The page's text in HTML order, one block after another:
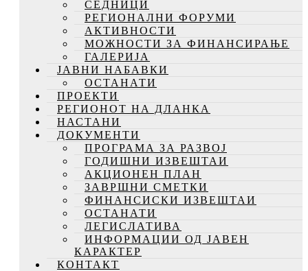
СЕДНИЦИ
РЕГИОНАЛНИ ФОРУМИ
АКТИВНОСТИ
МОЖНОСТИ ЗА ФИНАНСИРАЊЕ
ГАЛЕРИЈА
ЈАВНИ НАБАВКИ
ОСТАНАТИ
ПРОЕКТИ
РЕГИОНОТ НА ДЛАНКА
НАСТАНИ
ДОКУМЕНТИ
ПРОГРАМА ЗА РАЗВОЈ
ГОДИШНИ ИЗВЕШТАИ
АКЦИОНЕН ПЛАН
ЗАВРШНИ СМЕТКИ
ФИНАНСИСКИ ИЗВЕШТАИ
ОСТАНАТИ
ЛЕГИСЛАТИВА
ИНФОРМАЦИИ ОД ЈАВЕН
КАРАКТЕР
КОНТАКТ